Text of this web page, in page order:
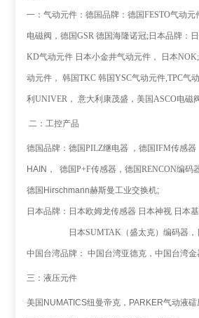
一：气动元件：德国品牌：德国FESTO气动元
电磁阀，德国GSR德国海隆诺冠;日本品牌：
KD气动元件 日本小金井气动元件， 日本NOK;
动元件， 韩国TKC韩国YSC气动元件,TPC气
利UNIVER ， 意大利康茂盛，美国ASCO电磁
二：工控产品
德国品牌：德国PILZ继电器 ，德国IFM传感器
HAIN ， 德国P+F传感器，德国RENCON编码
德国 Hirschmann赫斯曼工业交换机;
日本品牌：日本欧姆龙传感器 日本神视 日本
日本SUMTAK （盛太克）编码器
中国台湾品牌： 中国台湾亚德克，中国台湾金
三：液压元件
美国 NUMATICS纽曼帝克 ， PARKER气动液礌